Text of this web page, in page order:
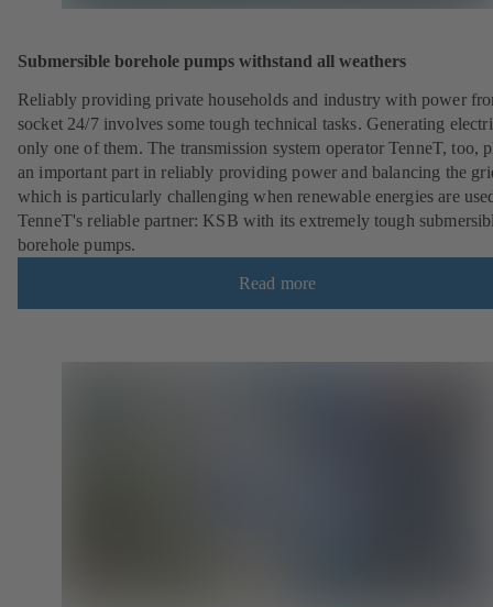
Submersible borehole pumps withstand all weathers
Reliably providing private households and industry with power
socket 24/7 involves some tough technical tasks. Generating
only one of them. The transmission system operator TenneT, too,
an important part in reliably providing power and balancing the
which is particularly challenging when renewable energies are
TenneT's reliable partner: KSB with its extremely tough
borehole pumps.
Read more